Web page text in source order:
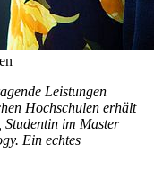
Leistungen
Hochschulen erhält
Studentin im Master
Ein echtes